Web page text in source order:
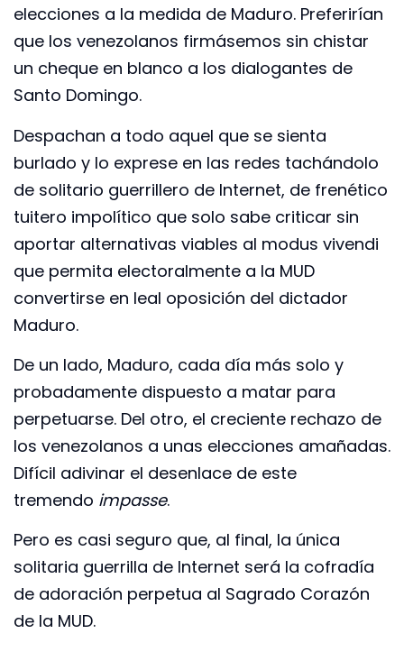
elecciones a la medida de Maduro. Preferirían
que los venezolanos firmásemos sin chistar
un cheque en blanco a los dialogantes de
Santo Domingo.
Despachan a todo aquel que se sienta
burlado y lo exprese en las redes tachándolo
de solitario guerrillero de Internet, de frenético
tuitero impolítico que solo sabe criticar sin
aportar alternativas viables al modus vivendi
que permita electoralmente a la MUD
convertirse en leal oposición del dictador
Maduro.
De un lado, Maduro, cada día más solo y
probadamente dispuesto a matar para
perpetuarse. Del otro, el creciente rechazo de
los venezolanos a unas elecciones amañadas.
Difícil adivinar el desenlace de este
tremendo impasse.
Pero es casi seguro que, al final, la única
solitaria guerrilla de Internet será la cofradía
de adoración perpetua al Sagrado Corazón
de la MUD.